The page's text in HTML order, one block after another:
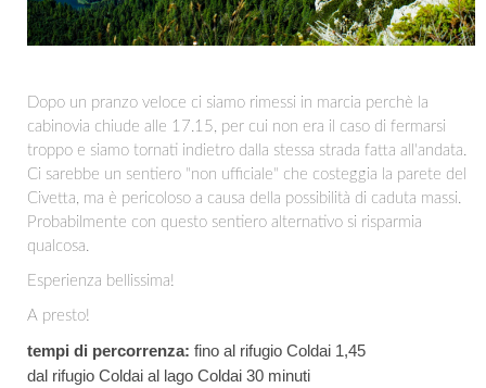
Dopo un pranzo veloce ci siamo rimessi in marcia perchè la
cabinovia chiude alle 17.15, per cui non era il caso di fermarsi
troppo e siamo tornati indietro dalla stessa strada fatta all'andata.
Ci sarebbe un sentiero "non ufficiale" che costeggia la parete del
Civetta, ma è pericoloso a causa della possibilità di caduta massi.
Probabilmente con questo sentiero alternativo si risparmia
qualcosa.
Esperienza bellissima!
A presto!
tempi di percorrenza: fino al rifugio Coldai 1,45
dal rifugio Coldai al lago Coldai 30 minuti